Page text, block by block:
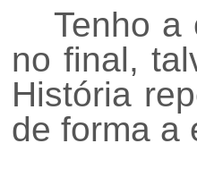
Tenho a
no final,
História
de forma a